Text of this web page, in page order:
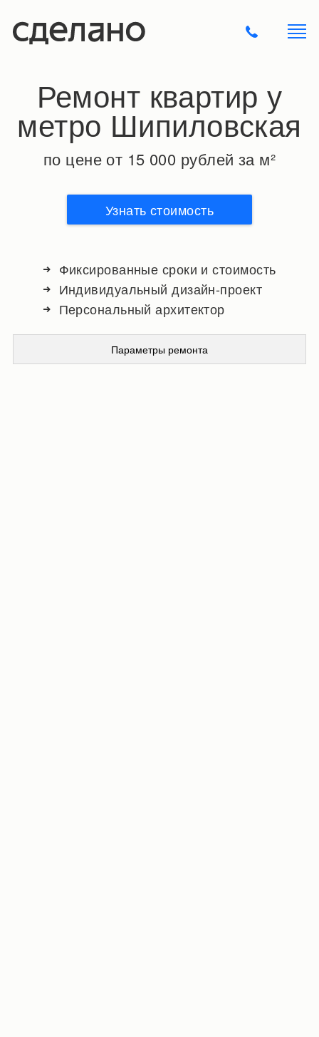
Ремонт квартир у
метро Шипиловская
по цене от 15 000 рублей за м²
Узнать стоимость
Фиксированные сроки и стоимость
Индивидуальный дизайн-проект
Персональный архитектор
Параметры ремонта